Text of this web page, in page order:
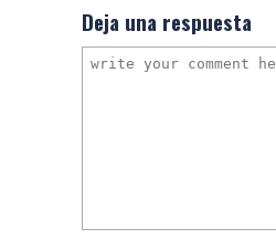
Deja una respuesta